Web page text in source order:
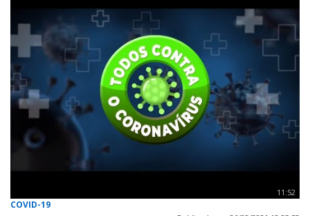
11:52
COVID-19